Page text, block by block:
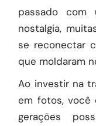
passado com
nostalgia,
se reconectar
que moldaram
Ao investir na
em fotos, você
gerações